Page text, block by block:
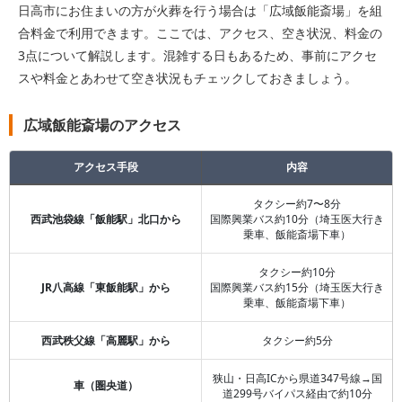
日高市にお住まいの方が火葬を行う場合は「広域飯能斎場」を組
合料金で利用できます。ここでは、アクセス、空き状況、料金の
3点について解説します。混雑する日もあるため、事前にアクセ
スや料金とあわせて空き状況もチェックしておきましょう。
広域飯能斎場のアクセス
アクセス手段 内容
西武池袋線「飯能駅」北口から
タクシー約7〜8分
国際興業バス約10分（埼玉医大行き
乗車、飯能斎場下車）
JR八高線「東飯能駅」から
タクシー約10分
国際興業バス約15分（埼玉医大行き
乗車、飯能斎場下車）
西武秩父線「高麗駅」から タクシー約5分
車（圏央道）
狭山・日高ICから県道347号線→国
道299号バイパス経由で約10分